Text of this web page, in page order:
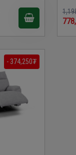
- 374,250₮